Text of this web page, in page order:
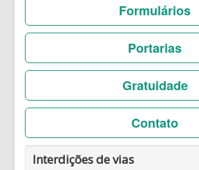
Formulários
Portarias
Gratuidade
Contato
Interdições de vias